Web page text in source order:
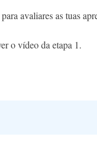
avaliares as tuas
o vídeo da etapa 1.